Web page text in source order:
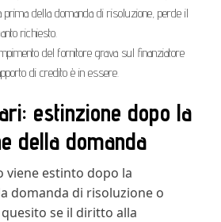
della domanda di risoluzione, perde il
richiesto.
del fornitore grava sul finanziatore
di credito è in essere.
estinzione dopo la
della domanda
viene estinto dopo la
domanda di risoluzione o
se il diritto alla